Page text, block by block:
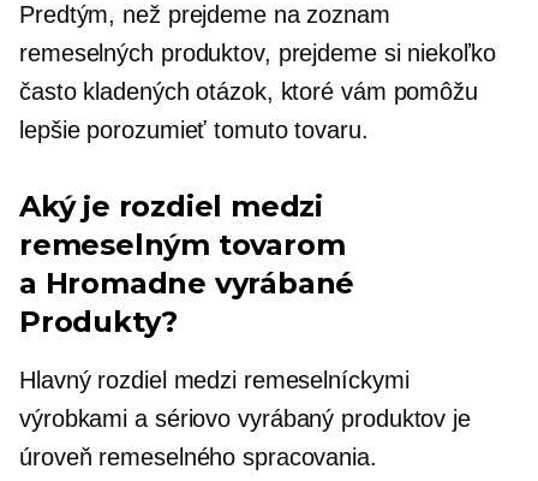
Predtým, než prejdeme na zoznam
remeselných produktov, prejdeme si niekoľko
často kladených otázok, ktoré vám pomôžu
lepšie porozumieť tomuto tovaru.
Aký je rozdiel medzi
remeselným tovarom
a Hromadne vyrábané
Produkty?
Hlavný rozdiel medzi remeselníckymi
výrobkami a sériovo vyrábaný produktov je
úroveň remeselného spracovania.